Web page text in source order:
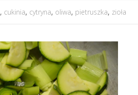
, cukinia, cytryna, oliwa, pietruszka, zioła